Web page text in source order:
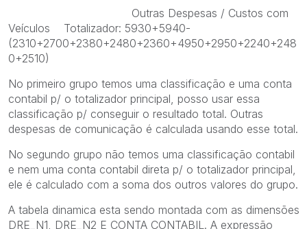
Outras Despesas / Custos com
Veículos Totalizador: 5930+5940-
(2310+2700+2380+2480+2360+4950+2950+2240+248
0+2510)
No primeiro grupo temos uma classificação e uma conta
contabil p/ o totalizador principal, posso usar essa
classificação p/ conseguir o resultado total. Outras
despesas de comunicação é calculada usando esse total.
No segundo grupo não temos uma classificação contabil
e nem uma conta contabil direta p/ o totalizador principal,
ele é calculado com a soma dos outros valores do grupo.
A tabela dinamica esta sendo montada com as dimensões
DRE_N1, DRE_N2 E CONTA CONTABIL. A expressão